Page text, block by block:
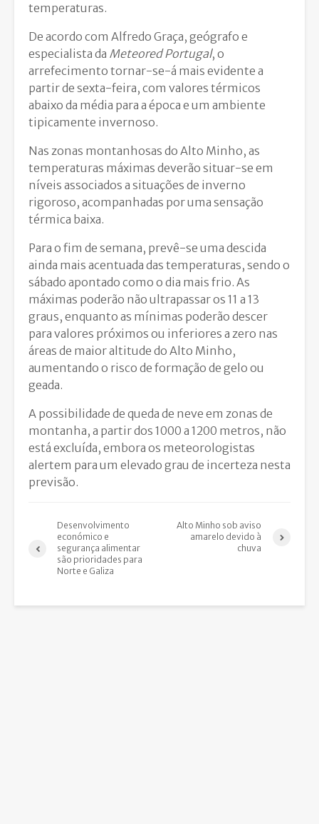
temperaturas.
De acordo com Alfredo Graça, geógrafo e
especialista da Meteored Portugal, o
arrefecimento tornar-se-á mais evidente a
partir de sexta-feira, com valores térmicos
abaixo da média para a época e um ambiente
tipicamente invernoso.
Nas zonas montanhosas do Alto Minho, as
temperaturas máximas deverão situar-se em
níveis associados a situações de inverno
rigoroso, acompanhadas por uma sensação
térmica baixa.
Para o fim de semana, prevê-se uma descida
ainda mais acentuada das temperaturas, sendo o
sábado apontado como o dia mais frio. As
máximas poderão não ultrapassar os 11 a 13
graus, enquanto as mínimas poderão descer
para valores próximos ou inferiores a zero nas
áreas de maior altitude do Alto Minho,
aumentando o risco de formação de gelo ou
geada.
A possibilidade de queda de neve em zonas de
montanha, a partir dos 1000 a 1200 metros, não
está excluída, embora os meteorologistas
alertem para um elevado grau de incerteza nesta
previsão.
Desenvolvimento
económico e
segurança alimentar
são prioridades para
Norte e Galiza
Alto Minho sob aviso
amarelo devido à
chuva